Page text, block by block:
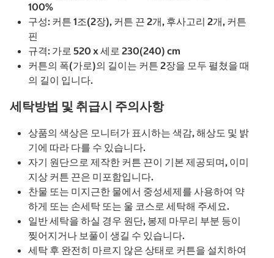
100%
구성: 커튼 1조(2장), 커튼 끈 2개, 후사고리 2개, 커튼
핀
규격: 가로 520 x 세로 230(240) cm
커튼의 폭(가로)의 길이는 커튼 2장을 모두 펼쳤을 때
의 길이 입니다.
세탁방법 및 취급시 주의사항
상품의 색상은 모니터가 표시하는 색감, 해상도 및 밝
기에 따라 다를 수 있습니다.
자기 원단으로 제작한 커튼 끈이 기본 제공되며, 이미
지상 커튼 끈은 미포함입니다.
찬물 또는 미지근한 물에서 중성세제를 사용하여 약
하게 또는 손세탁 또는 울 코스로 세탁해 주세요.
일반 세탁을 하실 경우 원단, 봉제 마무리 부분 등이
찢어지거나 보풀이 생길 수 있습니다.
세탁 후 완전히 마르지 않은 상태로 커튼을 설치하여